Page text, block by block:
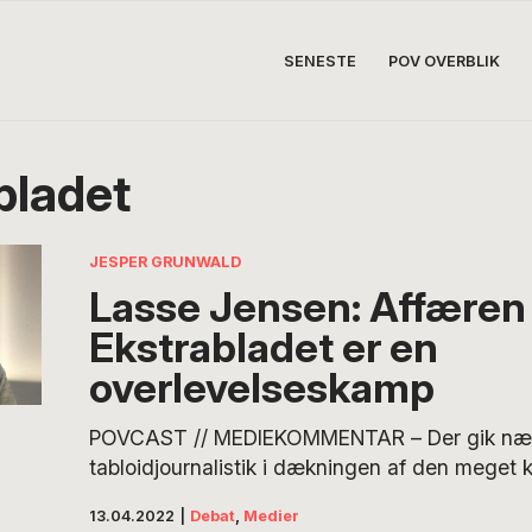
SENESTE POV OVERBLIK
JESPER GRUNWALD
Lasse Jensen: Affæren
Ekstrabladet er en
overlevelseskamp
POVCAST // MEDIEKOMMENTAR – Der gik
tabloidjournalistik i dækningen af den meget
13.04.2022 Debat, Medier